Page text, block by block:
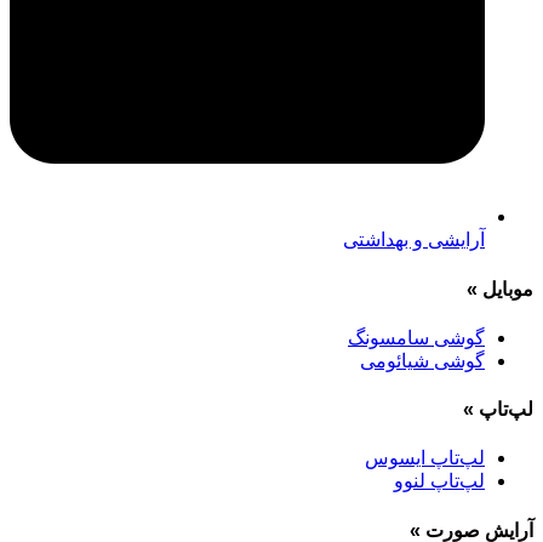
آرایشی و بهداشتی
موبایل »
گوشی سامسونگ
گوشی شیائومی
لپ‌تاپ »
لپ‌تاپ ایسوس
لپ‌تاپ لنوو
آرایش صورت »